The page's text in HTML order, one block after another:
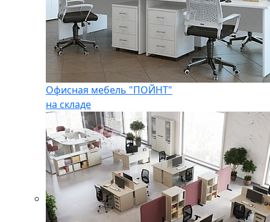
Офисная мебель "ПОЙНТ"
на складе